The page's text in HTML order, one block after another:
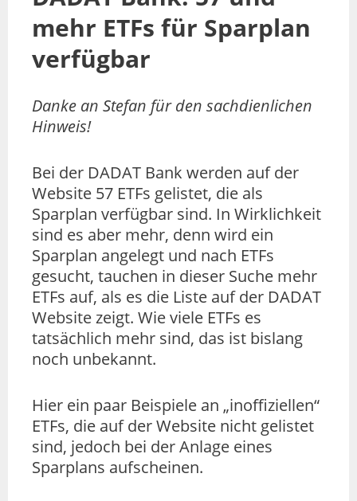
mehr ETFs für Sparplan
verfügbar
Danke an Stefan für den sachdienlichen
Hinweis!
Bei der DADAT Bank werden auf der
Website 57 ETFs gelistet, die als
Sparplan verfügbar sind. In Wirklichkeit
sind es aber mehr, denn wird ein
Sparplan angelegt und nach ETFs
gesucht, tauchen in dieser Suche mehr
ETFs auf, als es die Liste auf der DADAT
Website zeigt. Wie viele ETFs es
tatsächlich mehr sind, das ist bislang
noch unbekannt.
Hier ein paar Beispiele an „inoffiziellen“
ETFs, die auf der Website nicht gelistet
sind, jedoch bei der Anlage eines
Sparplans aufscheinen.